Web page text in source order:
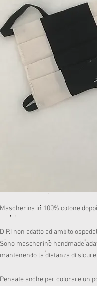
Mascherina in 100% cotone
D.P.I non adatto ad ambito
Sono mascherine handmade
mantenendo la distanza di
Pensate anche per colorare un